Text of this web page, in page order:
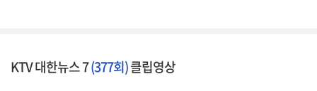
KTV 대한뉴스 7(377회)클립영상